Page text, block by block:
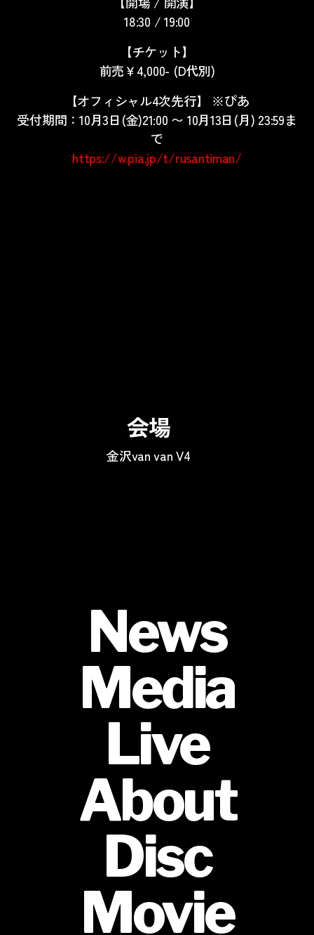
18:30 / 19:00
【チケット】
前売￥4,000- (D代別)
【オフィシャル4次先行】 ※ぴあ
受付期間：10月3日(金)21:00 〜 10月13日(月) 23:59ま
で
https://w.pia.jp/t/rusantiman/
会場
金沢van van V4
News
Media
Live
About
Disc
Movie